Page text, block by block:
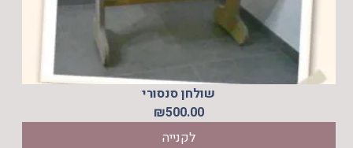
שולחן סנסורי
₪500.00
לקנייה